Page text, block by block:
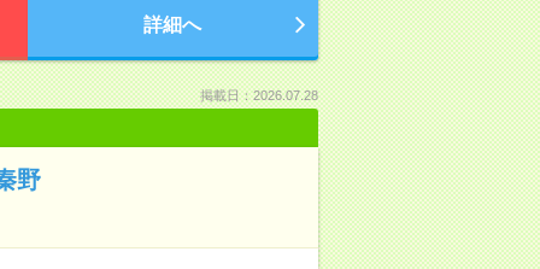
詳細へ
掲載日：2026.07.28
野